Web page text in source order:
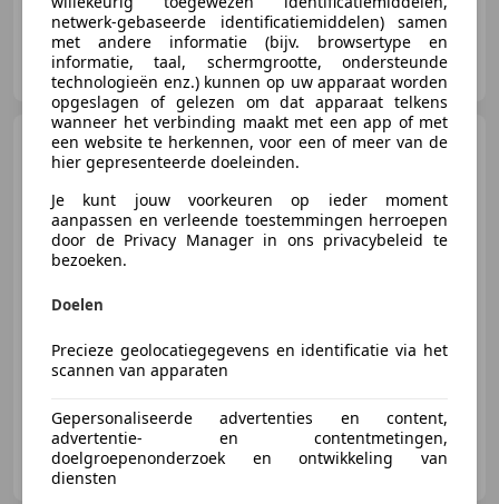
Van Duijn Nottelman Automobielen
NL-1812 RK ALKMAAR
Mercedes-Benz C 230
Kompressor Classic 192 PK /
€ 7.950
06/2004 136.655 km Benzine 141 kW (192 PK)
Van Duijn Nottelman Automobielen
NL-1812 RK ALKMAAR
netwerk-gebaseerde identificatiemiddelen) samen
met andere informatie (bijv. browsertype en
informatie, taal, schermgrootte, ondersteunde
technologieën enz.) kunnen op uw apparaat worden
opgeslagen of gelezen om dat apparaat telkens
wanneer het verbinding maakt met een app of met
een website te herkennen, voor een of meer van de
hier gepresenteerde doeleinden.
Je kunt jouw voorkeuren op ieder moment
aanpassen en verleende toestemmingen herroepen
door de Privacy Manager in ons privacybeleid te
bezoeken.
Doelen
Precieze geolocatiegegevens en identificatie via het
scannen van apparaten
Gepersonaliseerde advertenties en content,
advertentie- en contentmetingen,
doelgroepenonderzoek en ontwikkeling van
diensten